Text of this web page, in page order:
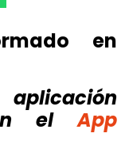
en
el
App